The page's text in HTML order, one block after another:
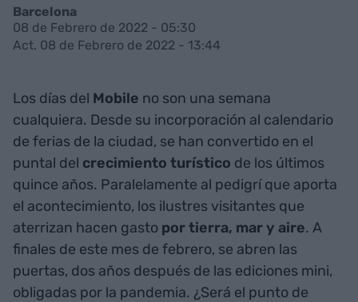
Barcelona
08 de Febrero de 2022 - 05:30
Act. 08 de Febrero de 2022 - 13:44
Los días del Mobile no son una semana
cualquiera. Desde su incorporación al calendario
de ferias de la ciudad, se han convertido en el
puntal del crecimiento turístico de los últimos
quince años. Paralelamente al pedigrí que aporta
el acontecimiento, los ilustres visitantes que
aterrizan hacen gasto por tierra, mar y aire. A
finales de este mes de febrero, se abren las
puertas, dos años después de las ediciones mini,
obligadas por la pandemia. ¿Será el punto de